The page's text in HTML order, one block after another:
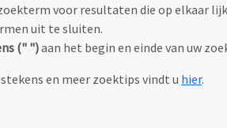
voor resultaten die op elkaar
uit te sluiten.
(" ")aan het begin en einde van uw
en meer zoektips vindt u hier.